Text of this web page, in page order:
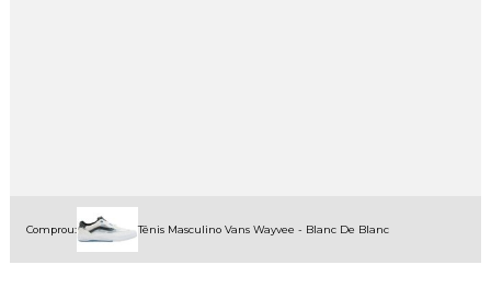
Comprou: Tênis Masculino Vans Wayvee - Blanc De Blanc